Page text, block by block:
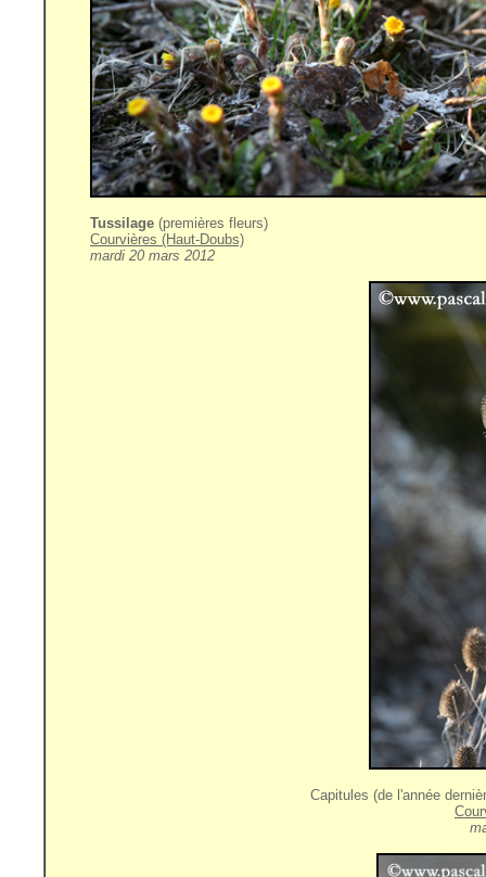
Tussilage (premières fleurs)
Courvières (Haut-Doubs)
mardi 20 mars 2012
Capitules (de l'année